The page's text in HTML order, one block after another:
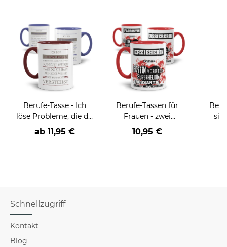
Berufe-Tasse - Ich
löse Probleme, die du
nicht verstehst -
verschiedene Berufe
ab 11,95 €
Berufe-Tassen für
Frauen - zwei
Farbvarianten
10,95 €
Schnellzugriff
Kontakt
Blog